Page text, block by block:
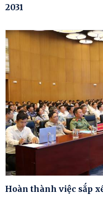
2031
Hoàn thành việc sắp